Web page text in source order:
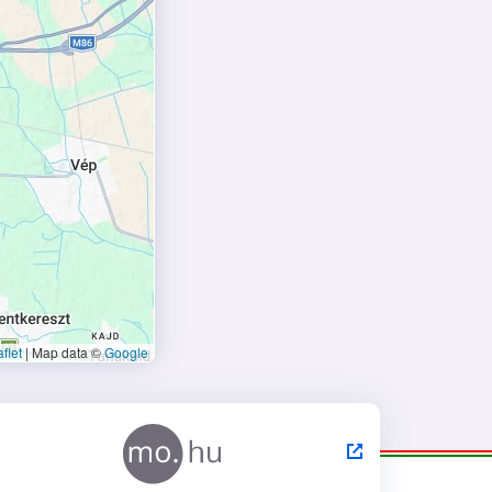
| Map data ©Google